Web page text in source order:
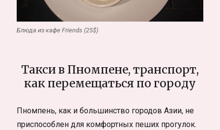
Блюда из кафе Friends (25$)
Такси в Пномпене, транспорт,
как перемещаться по городу
Пномпень, как и большинство городов Азии, не
приспособлен для комфортных пеших прогулок.